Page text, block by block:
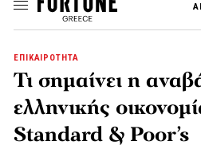
ΕΠΙΚΑΙΡΟΤΗΤΑ
Τι σημαίνει η
ελληνικής
Standard & Poor’s